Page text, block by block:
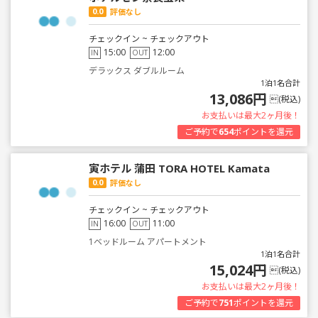
0.0 評価なし
チェックイン ~ チェックアウト
IN 15:00 OUT 12:00
デラックス ダブルルーム
1泊1名合計
13,086円 (税込)
お支払いは最大2ヶ月後！
ご予約で654ポイントを還元
寅ホテル 蒲田 TORA HOTEL Kamata
0.0 評価なし
チェックイン ~ チェックアウト
IN 16:00 OUT 11:00
1ベッドルーム アパートメント
1泊1名合計
15,024円 (税込)
お支払いは最大2ヶ月後！
ご予約で751ポイントを還元